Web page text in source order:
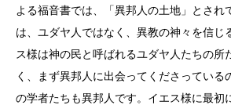
よる福音書では、「異邦人の土地」とされ
は、ユダヤ人ではなく、異教の神々を信じ
ス様は神の民と呼ばれるユダヤ人たちの所
く、まず異邦人に出会ってくださっている
の学者たちも異邦人です。イエス様に最初